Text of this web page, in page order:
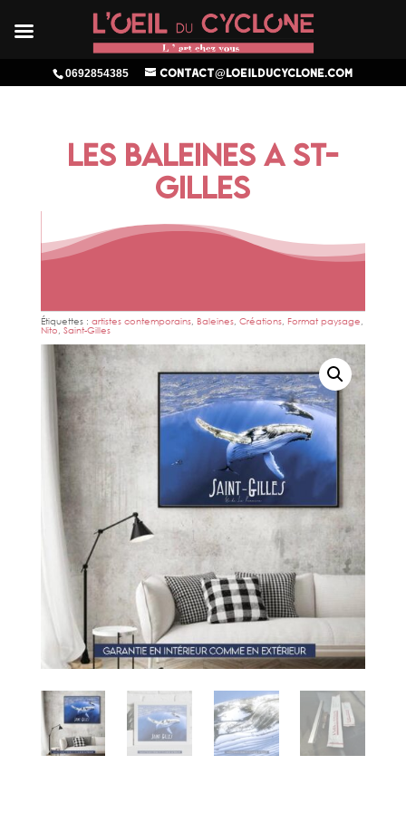
0692854385 contact@loeilducyclone.com
LES BALEINES A ST-
GILLES
Étiquettes : artistes contemporains, Baleines, Créations, Format paysage,
Nito, Saint-Gilles